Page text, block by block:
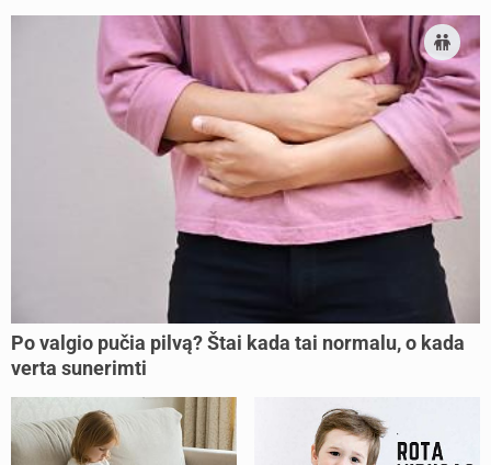
Po valgio pučia pilvą? Štai kada tai normalu, o kada
verta sunerimti